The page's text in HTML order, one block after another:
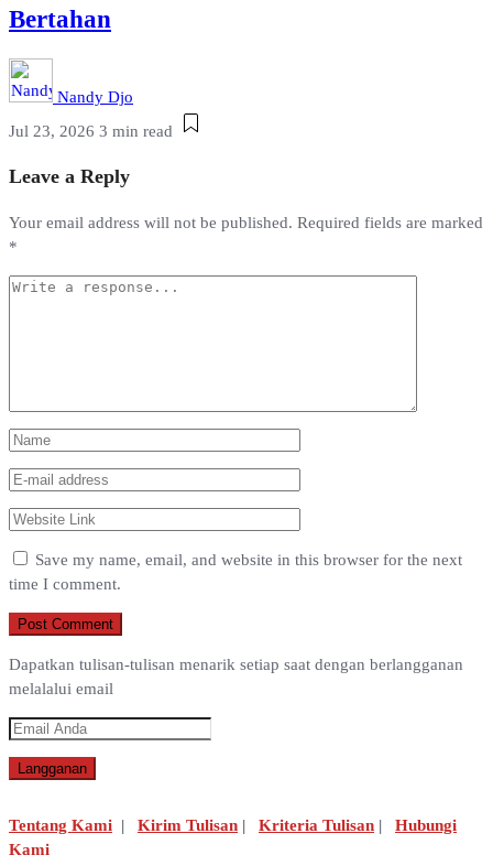
Bertahan
Nandy Djo
Jul 23, 2026 3 min read
Leave a Reply
Your email address will not be published. Required fields are marked
*
Save my name, email, and website in this browser for the next
time I comment.
Dapatkan tulisan-tulisan menarik setiap saat dengan berlangganan
melalalui email
Tentang Kami | Kirim Tulisan | Kriteria Tulisan | Hubungi
Kami